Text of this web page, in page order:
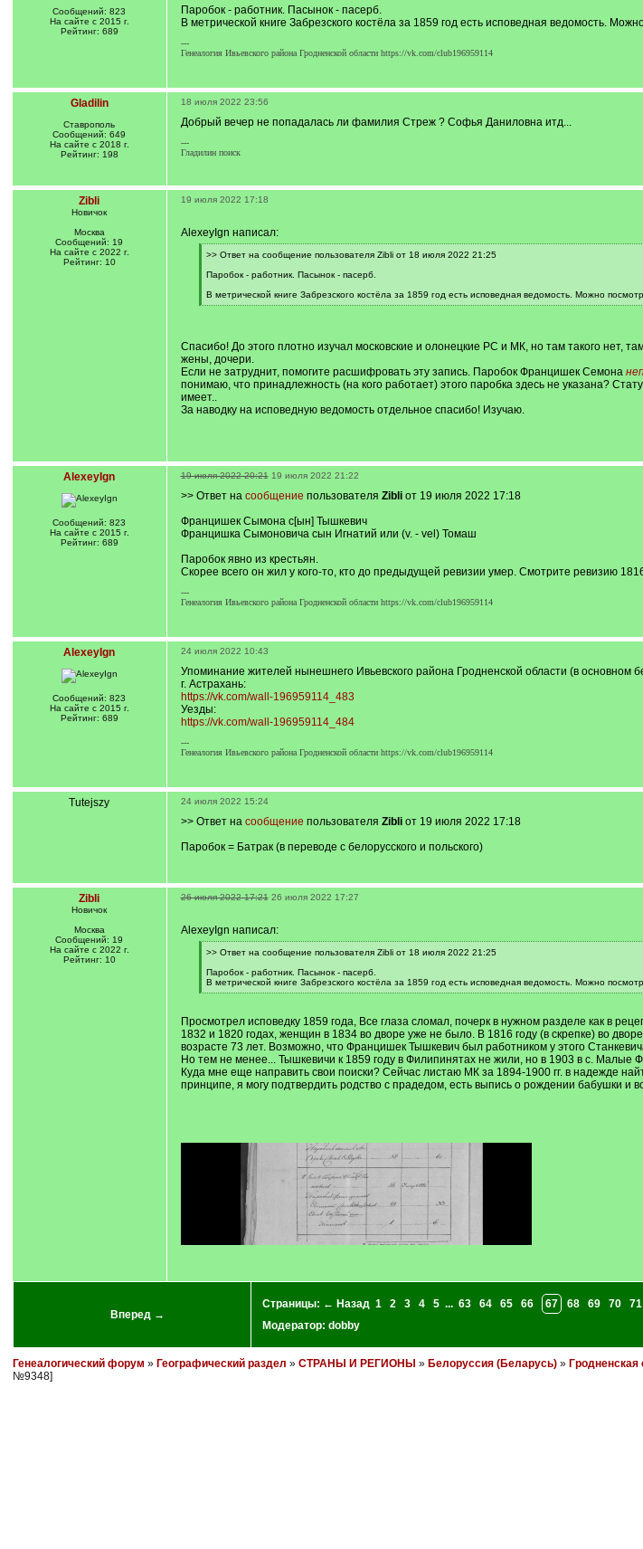
Сообщений: 823
На сайте с 2015 г.
Рейтинг: 689
Паробок - работник. Пасынок - пасерб.
В метрической книге Забрезского костёла за 1859 год есть исповедная ведомость.
---
Генеалогия Ивьевского района Гродненской области https://vk.com/club196959114
Gladilin
Ставрополь
Сообщений: 649
На сайте с 2018 г.
Рейтинг: 198
18 июля 2022 23:56
Добрый вечер не попадалась ли фамилия Стреж ? Софья Даниловна итд...
---
Гладилин поиск
Zibli
Новичок
Москва
Сообщений: 19
На сайте с 2022 г.
Рейтинг: 10
19 июля 2022 17:18
AlexeyIgn написал:
[
]
>> Ответ на сообщение пользователя Zibli от 18 июля 2022 21:25
Паробок - работник. Пасынок - пасерб.
В метрической книге Забрезского костёла за 1859 год есть исповедная ведомость. Можно
[
Спасибо! До этого плотно изучал московские и олонецкие РС и МК, но там такого нет,
жены, дочери.
Если не затруднит, помогите расшифровать эту запись. Паробок Францишек Семона
понимаю, что принадлежность (на кого работает) этого паробка здесь не указана?
имеет..
За наводку на исповедную ведомость отдельное спасибо! Изучаю.
AlexeyIgn
Сообщений: 823
На сайте с 2015 г.
Рейтинг: 689
19 июля 2022 20:21 19 июля 2022 21:22
>> Ответ на сообщение пользователя Zibliот 19 июля 2022 17:18
Францишек Сымона с[ын] Тышкевич
Францишка Сымоновича сын Игнатий или (v. - vel) Томаш
Паробок явно из крестьян.
Скорее всего он жил у кого-то, кто до предыдущей ревизии умер. Смотрите ревизию
---
Генеалогия Ивьевского района Гродненской области https://vk.com/club196959114
AlexeyIgn
Сообщений: 823
На сайте с 2015 г.
Рейтинг: 689
24 июля 2022 10:43
Упоминание жителей нынешнего Ивьевского района Гродненской области (в основном
г. Астрахань:
https://vk.com/wall-196959114_483
Уезды:
https://vk.com/wall-196959114_484
---
Генеалогия Ивьевского района Гродненской области https://vk.com/club196959114
Tutejszy 24 июля 2022 15:24
>> Ответ на сообщение пользователя Zibliот 19 июля 2022 17:18
Паробок = Батрак (в переводе с белорусского и польского)
Zibli
Новичок
Москва
Сообщений: 19
На сайте с 2022 г.
Рейтинг: 10
26 июля 2022 17:21 26 июля 2022 17:27
AlexeyIgn написал:
[
]
>> Ответ на сообщение пользователя Zibli от 18 июля 2022 21:25
Паробок - работник. Пасынок - пасерб.
В метрической книге Забрезского костёла за 1859 год есть исповедная ведомость. Можно
[
]
Просмотрел исповедку 1859 года, Все глаза сломал, почерк в нужном разделе как в
1832 и 1820 годах, женщин в 1834 во дворе уже не было. В 1816 году (в скрепке) во
возрасте 73 лет. Возможно, что Францишек Тышкевич был работником у этого
Но тем не менее... Тышкевичи к 1859 году в Филипинятах не жили, но в 1903 в с.
Куда мне еще направить свои поиски? Сейчас листаю МК за 1894-1900 гг. в надежде
принципе, я могу подтвердить родство с прадедом, есть выпись о рождении бабушки
Вперед →
Страницы: ← Назад 1 2 3 4 5 ... 63 64 65 66 67 68 69 70 71
Модератор: dobby
Генеалогический форум » Географический раздел » СТРАНЫ И РЕГИОНЫ » Белоруссия (Беларусь)» Гродненская
№9348]